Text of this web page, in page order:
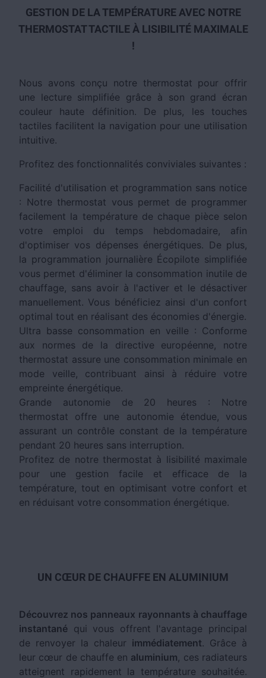
GESTION DE LA TEMPÉRATURE AVEC NOTRE
THERMOSTAT TACTILE À LISIBILITÉ MAXIMALE
!
Nous avons conçu notre thermostat pour offrir
une lecture simplifiée grâce à son grand écran
couleur haute définition. De plus, les touches
tactiles facilitent la navigation pour une utilisation
intuitive.
Profitez des fonctionnalités conviviales suivantes :
Facilité d'utilisation et programmation sans notice
: Notre thermostat vous permet de programmer
facilement la température de chaque pièce selon
votre emploi du temps hebdomadaire, afin
d'optimiser vos dépenses énergétiques. De plus,
la programmation journalière Écopilote simplifiée
vous permet d'éliminer la consommation inutile de
chauffage, sans avoir à l'activer et le désactiver
manuellement. Vous bénéficiez ainsi d'un confort
optimal tout en réalisant des économies d'énergie.
Ultra basse consommation en veille : Conforme
aux normes de la directive européenne, notre
thermostat assure une consommation minimale en
mode veille, contribuant ainsi à réduire votre
empreinte énergétique.
Grande autonomie de 20 heures : Notre
thermostat offre une autonomie étendue, vous
assurant un contrôle constant de la température
pendant 20 heures sans interruption.
Profitez de notre thermostat à lisibilité maximale
pour une gestion facile et efficace de la
température, tout en optimisant votre confort et
en réduisant votre consommation énergétique.
UN CŒUR DE CHAUFFE EN ALUMINIUM
Découvrez nos panneaux rayonnants à chauffage
instantané qui vous offrent l'avantage principal
de renvoyer la chaleur immédiatement. Grâce à
leur cœur de chauffe en aluminium, ces radiateurs
atteignent rapidement la température souhaitée.